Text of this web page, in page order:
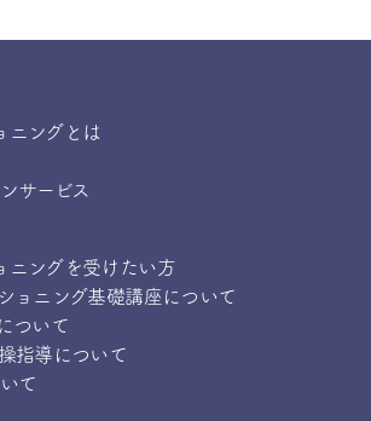
ニングとは
サービス
ニングを受けたい方
ョニング基礎講座について
ついて
指導について
て